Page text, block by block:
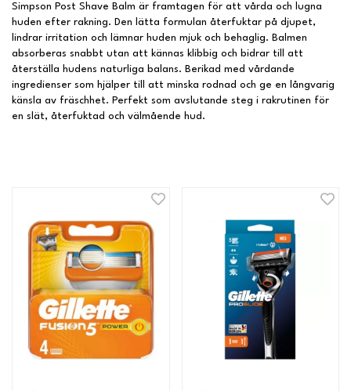
Simpson Post Shave Balm är framtagen för att vårda och lugna
huden efter rakning. Den lätta formulan återfuktar på djupet,
lindrar irritation och lämnar huden mjuk och behaglig. Balmen
absorberas snabbt utan att kännas klibbig och bidrar till att
återställa hudens naturliga balans. Berikad med vårdande
ingredienser som hjälper till att minska rodnad och ge en långvarig
känsla av fräschhet. Perfekt som avslutande steg i rakrutinen för
en slät, återfuktad och välmående hud.